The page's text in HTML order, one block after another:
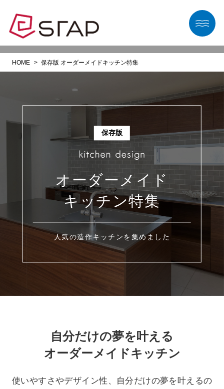
HOME 保存版 オーダーメイドキッチン特集
保存版
オーダーメイド
キッチン特集
人気の造作キッチンを集めました
自分だけの夢を叶える
オーダーメイドキッチン
使いやすさやデザイン性、自分だけの夢を叶えるの